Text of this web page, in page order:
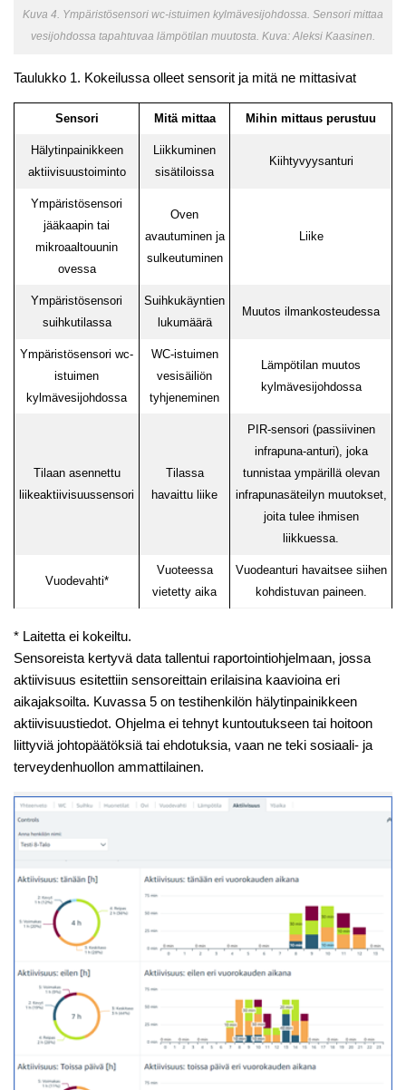
Kuva 4. Ympäristösensori wc-istuimen kylmävesijohdossa. Sensori mittaa
vesijohdossa tapahtuvaa lämpötilan muutosta. Kuva: Aleksi Kaasinen.
Taulukko 1. Kokeilussa olleet sensorit ja mitä ne mittasivat
Sensori Mitä mittaa Mihin mittaus perustuu
Hälytinpainikkeen
aktiivisuustoiminto
Liikkuminen
sisätiloissa
Kiihtyvyysanturi
Ympäristösensori
jääkaapin tai
mikroaaltouunin
ovessa
Oven
avautuminen ja
sulkeutuminen
Liike
Ympäristösensori
suihkutilassa
Suihkukäyntien
lukumäärä
Muutos ilmankosteudessa
Ympäristösensori wc-
istuimen
kylmävesijohdossa
WC-istuimen
vesisäiliön
tyhjeneminen
Lämpötilan muutos
kylmävesijohdossa
Tilaan asennettu
liikeaktiivisuussensori
Tilassa
havaittu liike
PIR-sensori (passiivinen
infrapuna-anturi), joka
tunnistaa ympärillä olevan
infrapunasäteilyn muutokset,
joita tulee ihmisen
liikkuessa.
Vuodevahti*
Vuoteessa
vietetty aika
Vuodeanturi havaitsee siihen
kohdistuvan paineen.
* Laitetta ei kokeiltu.
Sensoreista kertyvä data tallentui raportointiohjelmaan, jossa
aktiivisuus esitettiin sensoreittain erilaisina kaavioina eri
aikajaksoilta. Kuvassa 5 on testihenkilön hälytinpainikkeen
aktiivisuustiedot. Ohjelma ei tehnyt kuntoutukseen tai hoitoon
liittyviä johtopäätöksiä tai ehdotuksia, vaan ne teki sosiaali- ja
terveydenhuollon ammattilainen.